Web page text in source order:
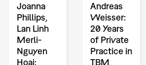
Joanna
Phillips,
Lan Linh
Merli-
Nguyen
Hoai:
Andreas
Weisser:
20 Years
of Private
Practice in
TBM